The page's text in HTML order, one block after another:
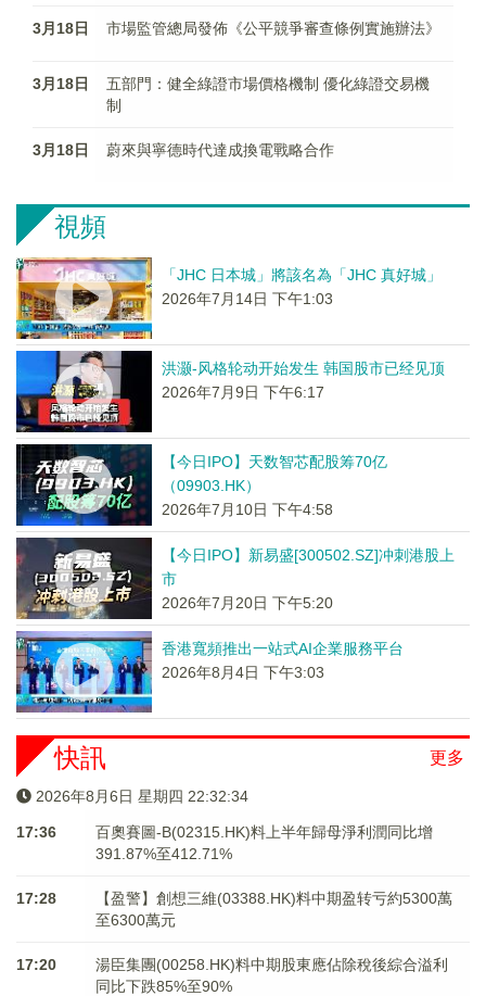
3月18日 市場監管總局發佈《公平競爭審查條例實施辦法》
3月18日
五部門：健全綠證市場價格機制 優化綠證交易機
制
3月18日 蔚來與寧德時代達成換電戰略合作
視頻
「JHC 日本城」將該名為「JHC 真好城」
2026年7月14日 下午1:03
洪灏-风格轮动开始发生 韩国股市已经见顶
2026年7月9日 下午6:17
【今日IPO】天数智芯配股筹70亿
（09903.HK）
2026年7月10日 下午4:58
【今日IPO】新易盛[300502.SZ]冲刺港股上
市
2026年7月20日 下午5:20
香港寬頻推出一站式AI企業服務平台
2026年8月4日 下午3:03
更多
快訊
2026年8月6日 星期四 22:32:34
17:36
百奧賽圖-B(02315.HK)料上半年歸母淨利潤同比增
391.87%至412.71%
17:28
【盈警】創想三維(03388.HK)料中期盈转亏約5300萬
至6300萬元
17:20
湯臣集團(00258.HK)料中期股東應佔除稅後綜合溢利
同比下跌85%至90%